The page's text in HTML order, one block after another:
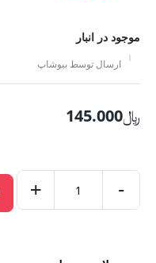
موجود در انبار
ارسال توسط بیوشاپ
﷼145.000
-
+